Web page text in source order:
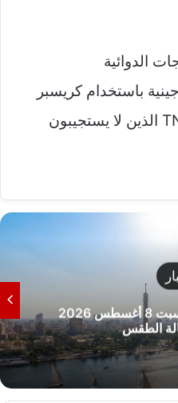
الدوائية
باستخدام كريسبر
أملاً جديداً لمرضى TNBC الذين لا يستجيبون
درجات الحرارة اليوم السبت 8 أغسطس 2026
الطقس